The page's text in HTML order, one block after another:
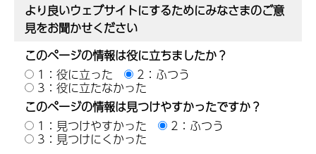
より良いウェブサイトにするためにみなさまのご意
見をお聞かせください
このページの情報は役に立ちましたか？
1：役に立った
2：ふつう
3：役に立たなかった
このページの情報は見つけやすかったですか？
1：見つけやすかった
2：ふつう
3：見つけにくかった